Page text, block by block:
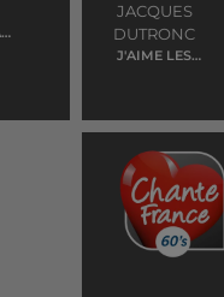
JACQUES
DUTRONC
J'AIME LES